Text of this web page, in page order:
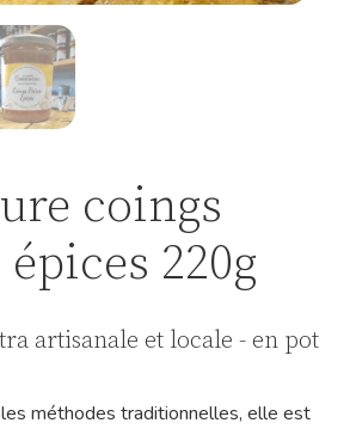
coings
220g
artisanale et locale - en pot
méthodes traditionnelles, elle est